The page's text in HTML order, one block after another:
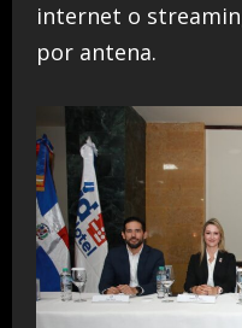
internet o
por antena.